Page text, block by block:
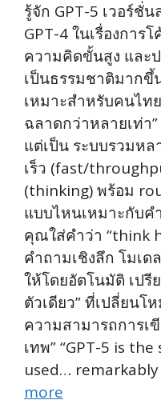
รู้จัก GPT-5 เวอร์ชั่
GPT-4 ในเรื่องการ
ความคิดขั้นสูง และ
เป็นธรรมชาติมากขึ้
เหมาะสำหรับคนไท
ฉลาดกว่าหลายเท่า
แต่เป็น ระบบรวมห
เร็ว (fast/
(thinking) พร้อม
แบบไหนเหมาะกับ
คุณใส่คำว่า “think
คำถามเชิงลึก โมเด
ให้โดยอัตโนมัติ เปรี
ตัวเดียว” ที่เปลี่ยนโ
ความสามารถการเ
เทพ” “GPT-5 is
used…
more